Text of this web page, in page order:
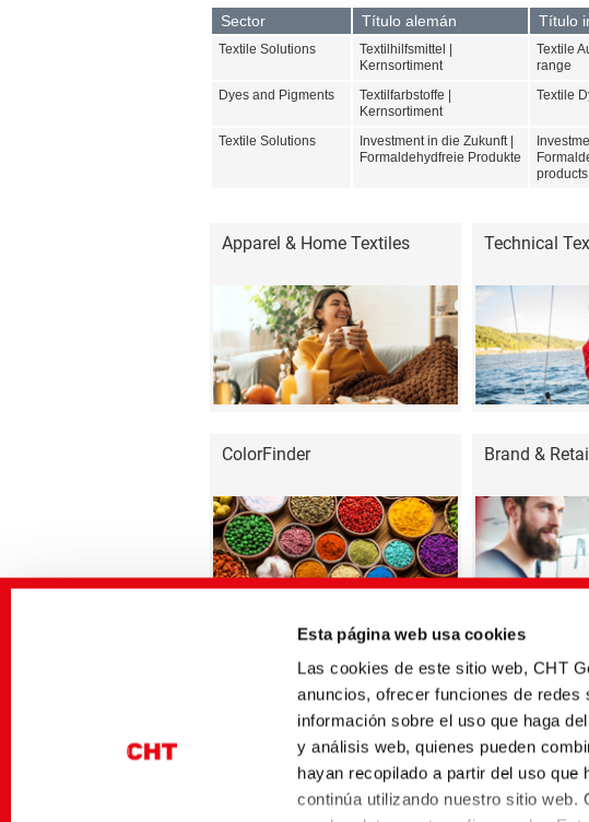
Esta página web usa cookies
Las cookies de este sitio web, CHT
anuncios, ofrecer funciones de
información sobre el uso que haga
y análisis web, quienes pueden
hayan recopilado a partir del uso
continúa utilizando nuestro sitio web.
Sector Título alemán Título
Textile Solutions
Textilhilfsmittel |
Kernsortiment
Textile
range
Dyes and Pigments
Textilfarbstoffe |
Kernsortiment
Textile
Textile Solutions
Investment in die Zukunft |
Formaldehydfreie Produkte
products
Apparel & Home Textiles Technical
ColorFinder Brand &
Productos destacados Temas